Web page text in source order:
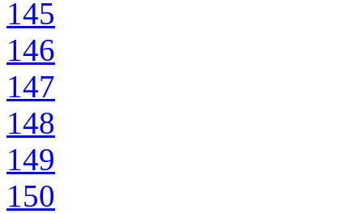
145
146
147
148
149
150